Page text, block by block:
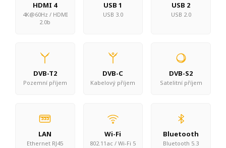
HDMI 4
4K@60Hz / HDMI
2.0b
USB 1
USB 3.0
USB 2
USB 2.0
DVB-T2
Pozemní příjem
DVB-C
Kabelový příjem
DVB-S2
Satelitní příjem
LAN
Ethernet RJ45
Wi-Fi
802.11ac / Wi-Fi 5
Bluetooth
Bluetooth 5.3